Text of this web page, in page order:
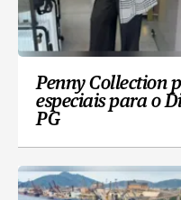
Penny Collection
especiais para o
PG